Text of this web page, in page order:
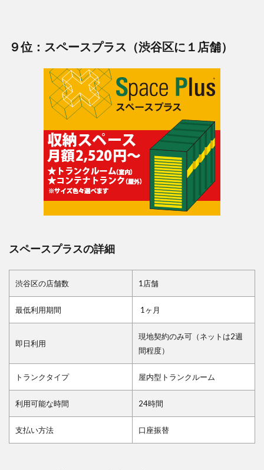
９位：スペースプラス（渋谷区に１店舗）
スペースプラスの詳細
渋谷区の店舗数 1店舗
最低利用期間 1ヶ月
即日利用
現地契約のみ可（ネットは2週
間程度）
トランクタイプ 屋内型トランクルーム
利用可能な時間 24時間
支払い方法 口座振替